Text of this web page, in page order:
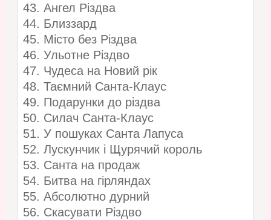
43. Ангел Різдва
44. Близзард
45. Місто без Різдва
46. Ульотне Різдво
47. Чудеса на Новий рік
48. Таємний Санта-Клаус
49. Подарунки до різдва
50. Силач Санта-Клаус
51. У пошуках Санта Лапуса
52. Лускунчик і Щурячий король
53. Санта на продаж
54. Битва на гірляндах
55. Абсолютно дурний
56. Скасувати Різдво